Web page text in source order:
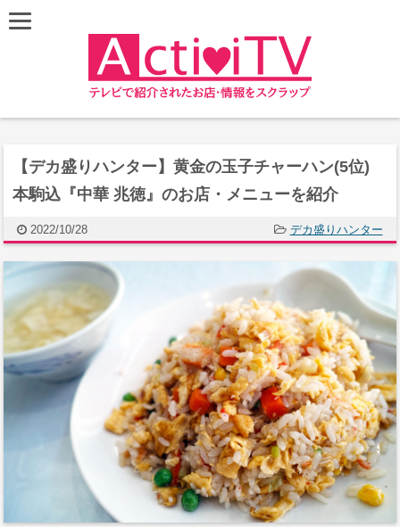
【デカ盛りハンター】黄金の玉子チャーハン(5位)
本駒込『中華 兆徳』のお店・メニューを紹介
2022/10/28 デカ盛りハンター